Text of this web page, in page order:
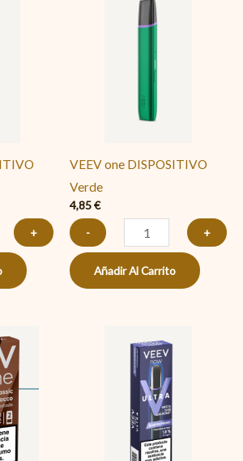
+
VEEV one DISPOSITIVO
Verde
4,85€
-
one
DISPOSITIVO
Verde
+
Añadir Al Carrito
now
ULTRA
Blue
Raspberry
(Frambuesa